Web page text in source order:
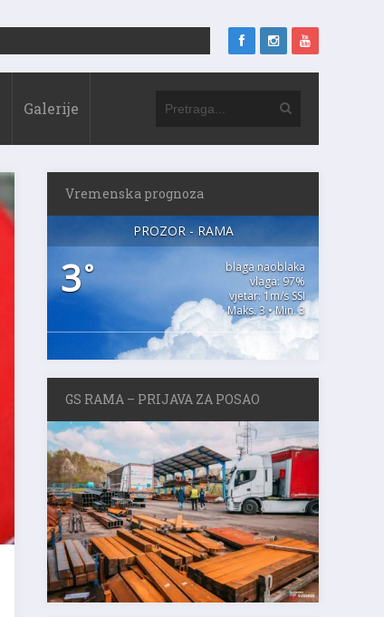
Galerije
Vremenska prognoza
PROZOR - RAMA
3°
blaga naoblaka
vlaga: 97%
vjetar: 1m/s SSI
Maks. 3 • Min. 3
GS RAMA – PRIJAVA ZA POSAO